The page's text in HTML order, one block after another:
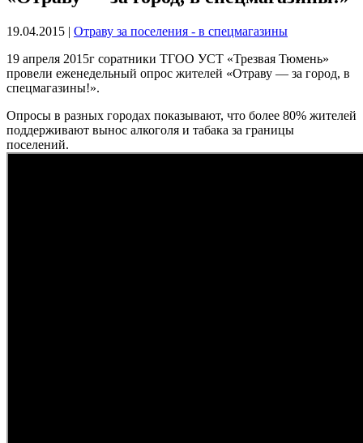
19.04.2015 | Отраву за поселения - в спецмагазины
19 апреля 2015г соратники ТГОО УСТ «Трезвая Тюмень»
провели еженедельный опрос жителей «Отраву — за город, в
спецмагазины!».
Опросы в разных городах показывают, что более 80% жителей
поддерживают вынос алкоголя и табака за границы
поселений.